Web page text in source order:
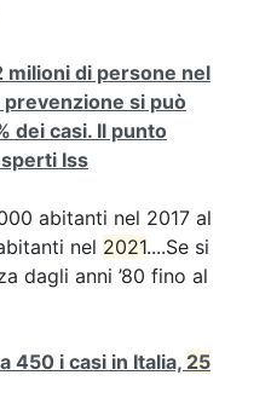
milioni di persone nel
prevenzione si può
dei casi. Il punto
Iss
abitanti nel 2017 al
nel 2021....Se si
dagli anni ’80 fino al
450 i casi in Italia, 25